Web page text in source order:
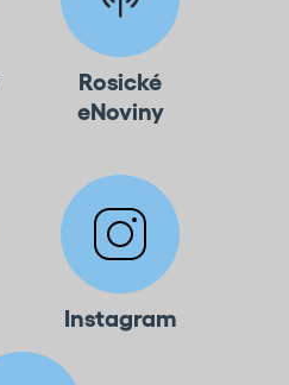
Rosické
eNoviny
Instagram